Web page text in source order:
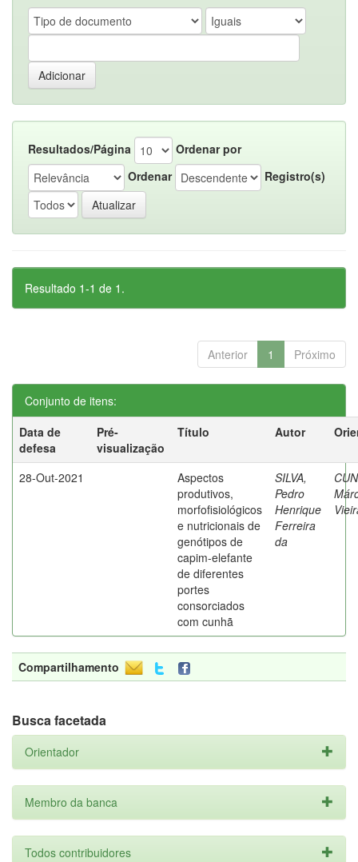
Resultados/Página
Ordenar por
Ordenar
Registro(s)
Resultado 1-1 de 1.
Anterior 1 Próximo
Conjunto de itens:
Data de
defesa
Pré-
visualização
Título Autor
28-Out-2021
Aspectos
produtivos,
morfofisiológicos
e nutricionais de
genótipos de
capim-elefante
de diferentes
portes
consorciados
com cunhã
SILVA,
Pedro
Henrique
Ferreira
da
Compartilhamento
Busca facetada
Orientador
Membro da banca
Todos contribuidores